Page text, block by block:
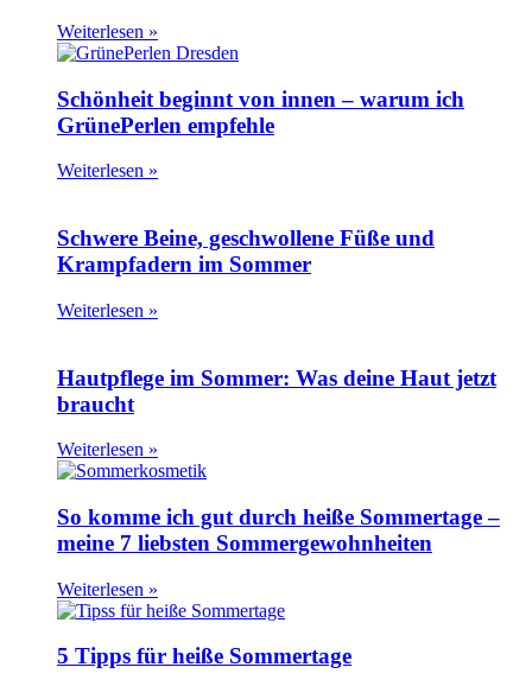
Weiterlesen »
Schönheit beginnt von innen – warum ich
GrünePerlen empfehle
Weiterlesen »
Schwere Beine, geschwollene Füße und
Krampfadern im Sommer
Weiterlesen »
Hautpflege im Sommer: Was deine Haut jetzt
braucht
Weiterlesen »
So komme ich gut durch heiße Sommertage –
meine 7 liebsten Sommergewohnheiten
Weiterlesen »
5 Tipps für heiße Sommertage